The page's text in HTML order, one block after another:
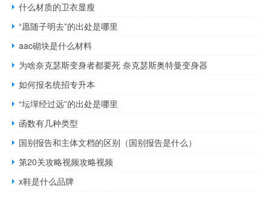
什么材质的卫衣显瘦
“愿随子明去”的出处是哪里
aac砌块是什么材料
为啥奈克瑟斯变身者都要死 奈克瑟斯奥特曼变身器
如何报名统招专升本
“坛墠经过远”的出处是哪里
函数有几种类型
国别报告和主体文档的区别（国别报告是什么）
第20关攻略视频攻略视频
x鞋是什么品牌